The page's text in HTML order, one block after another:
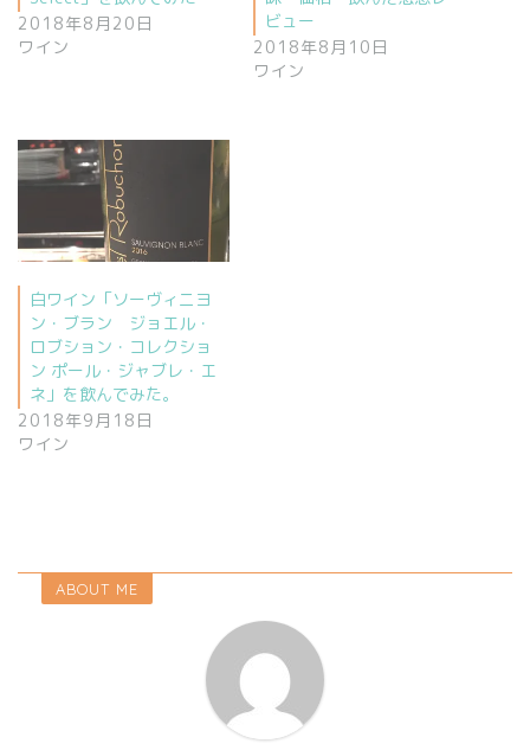
2018年8月20日
ワイン
ビュー
2018年8月10日
ワイン
白ワイン「ソーヴィニヨ
ン・ブラン ジョエル・
ロブション・コレクショ
ン ポール・ジャブレ・エ
ネ」を飲んでみた。
2018年9月18日
ワイン
ABOUT ME